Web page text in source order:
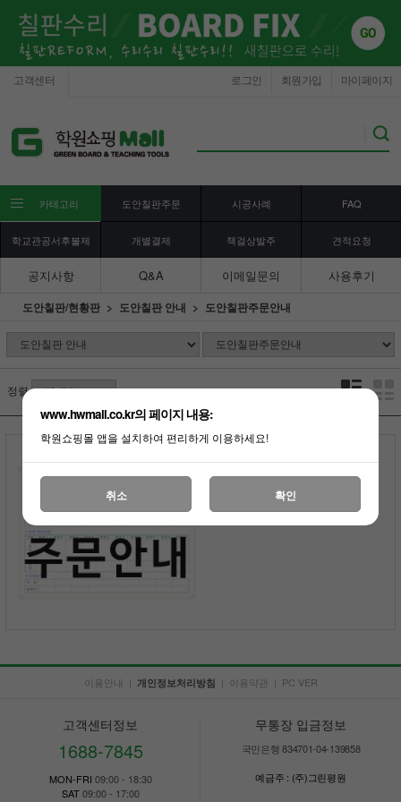
고객센터 마이페이지
회원가입
로그인
카테고리 도안칠판주문 시공사례 FAQ
학교관공서후불제 개별결제 책걸상발주 견적요청
공지사항 Q&A 이메일문의 사용후기
도안칠판/현황판 도안칠판 안내 도안칠판주문안내
정렬
이용안내 | 개인정보처리방침 | 이용약관 | PC VER
고객센터정보
1688-7845
MON-FRI 09:00 - 18:30
SAT09:00 - 17:00
무통장 입금정보
국민은행 834701-04-139858
예금주 : (주)그린평원
www.hwmall.co.kr의 페이지 내용:
학원쇼핑몰 앱을 설치하여 편리하게 이용하세요!
취소 확인